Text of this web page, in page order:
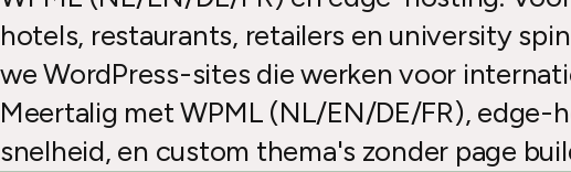
hotels, restaurants, retailers en university
we WordPress-sites die werken voor
Meertalig met WPML (NL/EN/DE/FR), edge-
snelheid, en custom thema's zonder page